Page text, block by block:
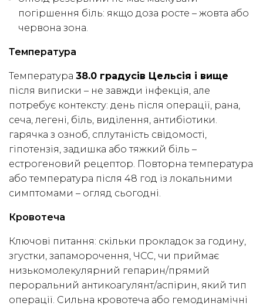
погіршення біль: якщо доза росте – жовта або
червона зона.
Температура
Температура 38.0 градусів Цельсія і вище
після виписки – не завжди інфекція, але
потребує контексту: день після операції, рана,
сеча, легені, біль, виділення, антибіотики.
гарячка з озноб, сплутаність свідомості,
гіпотензія, задишка або тяжкий біль –
естрогеновий рецептор. Повторна температура
або температура після 48 год із локальними
симптомами – огляд сьогодні.
Кровотеча
Ключові питання: скільки прокладок за годину,
згустки, запаморочення, ЧСС, чи приймає
низькомолекулярний гепарин/прямий
пероральний антикоагулянт/аспірин, який тип
операції. Сильна кровотеча або гемодинамічні